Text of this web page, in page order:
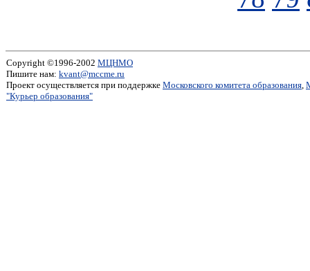
Copyright ©1996-2002 МЦНМО
Пишите нам: kvant@mccme.ru
Проект осуществляется при поддержке Московского комитета образования,
"Курьер образования"